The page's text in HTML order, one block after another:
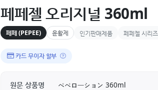
페페젤 오리지널 360ml
페페 (PEPEE) 윤활제 인기판매제품 페페젤 시리즈
카드 무이자 할부
원문 상품명
ペペローション 360ml